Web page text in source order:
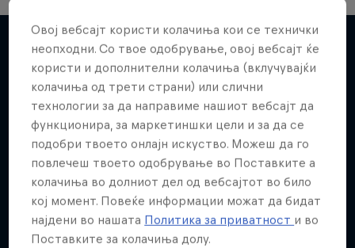
Повеќе слична содржина
Овој вебсајт користи колачиња кои се технички
неопходни. Со твое одобрување, овој вебсајт ќе
користи и дополнителни колачиња (вклучувајќи
колачиња од трети страни) или слични
технологии за да направиме нашиот вебсајт да
функционира, за маркетиншки цели и за да се
подобри твоето онлајн искуство. Можеш да го
повлечеш твоето одобрување во Поставките а
колачиња во долниот дел од вебсајтот во било
кој момент. Повеќе информации можат да бидат
најдени во нашата Политика за приватност и во
Поставките за колачиња долу.